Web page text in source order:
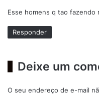
s
e
:
Esse homens q tao
Responder
Deixe um
O seu endereço de e-mail